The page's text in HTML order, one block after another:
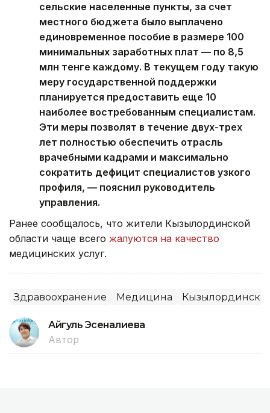
сельские населенные пункты, за счет
местного бюджета было выплачено
единовременное пособие в размере 100
минимальных заработных плат — по 8,5
млн тенге каждому. В текущем году такую
меру государственной поддержки
планируется предоставить еще 10
наиболее востребованным специалистам.
Эти меры позволят в течение двух-трех
лет полностью обеспечить отрасль
врачебными кадрами и максимально
сократить дефицит специалистов узкого
профиля, — пояснил руководитель
управления.
Ранее сообщалось, что жители Кызылординской
области чаще всего жалуются на качество
медицинских услуг.
Здравоохранение Медицина
Айгуль Эсеналиева
Автор